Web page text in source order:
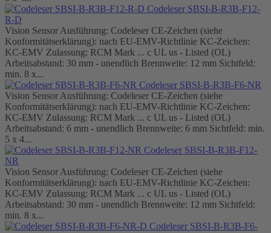
Codeleser SBSI-B-R3B-F12-
R-D
Vision Sensor Ausführung: Codeleser CE-Zeichen (siehe
Konformitätserklärung): nach EU-EMV-Richtlinie KC-Zeichen:
KC-EMV Zulassung: RCM Mark ... c UL us - Listed (OL)
Arbeitsabstand: 30 mm - unendlich Brennweite: 12 mm Sichtfeld:
min. 8 x...
Codeleser SBSI-B-R3B-F6-NR
Vision Sensor Ausführung: Codeleser CE-Zeichen (siehe
Konformitätserklärung): nach EU-EMV-Richtlinie KC-Zeichen:
KC-EMV Zulassung: RCM Mark ... c UL us - Listed (OL)
Arbeitsabstand: 6 mm - unendlich Brennweite: 6 mm Sichtfeld: min.
5 x 4...
Codeleser SBSI-B-R3B-F12-
NR
Vision Sensor Ausführung: Codeleser CE-Zeichen (siehe
Konformitätserklärung): nach EU-EMV-Richtlinie KC-Zeichen:
KC-EMV Zulassung: RCM Mark ... c UL us - Listed (OL)
Arbeitsabstand: 30 mm - unendlich Brennweite: 12 mm Sichtfeld:
min. 8 x...
Codeleser SBSI-B-R3B-F6-